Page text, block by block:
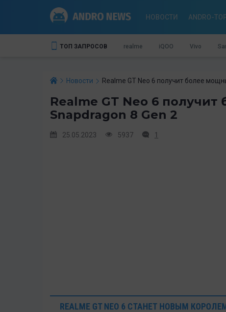
НОВОСТИ ANDRO-
ТОП ЗАПРОСОВ realme iQOO Vivo
Новости Realme GT Neo 6 получит более
Realme GT Neo 6
Snapdragon 8 Gen 2
25.05.2023 5937 1
REALME GT NEO 6 СТАНЕТ НОВЫМ